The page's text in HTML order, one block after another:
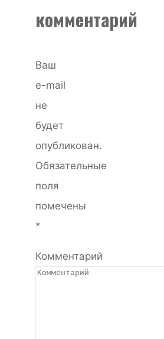
комментарий
Ваш
e-mail
не
будет
опубликован.
Обязательные
поля
помечены
*
Комментарий